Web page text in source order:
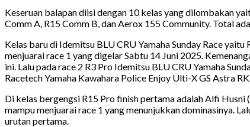
Keseruan balapan diisi dengan 10 kelas yang dilombakan
Comm A, R15 Comm B, dan Aerox 155 Community. Total
Kelas baru di Idemitsu BLU CRU Yamaha Sunday Race
menjuarai race 1 yang digelar Sabtu 14 Juni 2025.
ini. Lalu pada race 2 R3 Pro Idemitsu BLU CRU Yamaha
Racetech Yamaha Kawahara Police Enjoy Ulti-X GS Astra
Di kelas bergengsi R15 Pro finish pertama adalah Alfi
mampu menjuarai race 1 yang menunjukkan dominasinya.
urutan pertama.